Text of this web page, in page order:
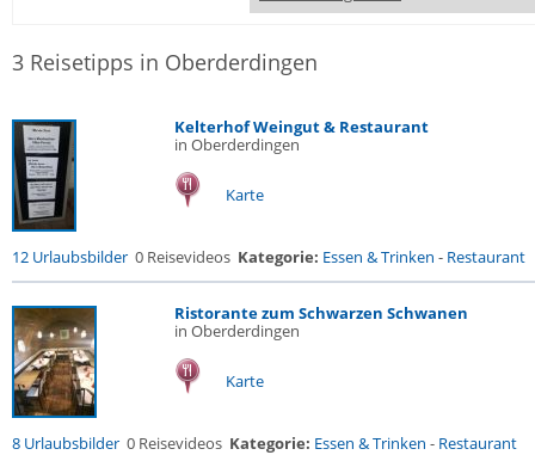
3 Reisetipps in Oberderdingen
Kelterhof Weingut & Restaurant
in Oberderdingen
Karte
12 Urlaubsbilder 0 Reisevideos Kategorie: Essen & Trinken - Restaurant
Ristorante zum Schwarzen Schwanen
in Oberderdingen
Karte
8 Urlaubsbilder 0 Reisevideos Kategorie: Essen & Trinken - Restaurant